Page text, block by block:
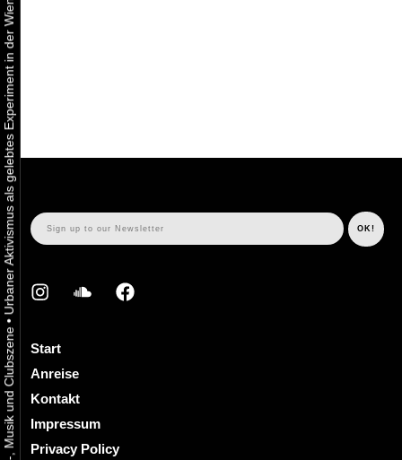
•
Start
Anreise
Kontakt
Impressum
Privacy Policy